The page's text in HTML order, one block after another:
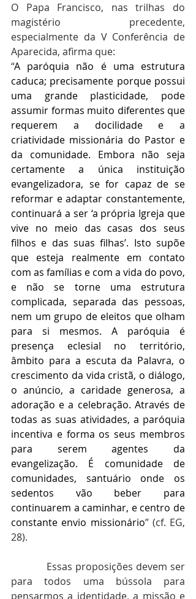
O Papa Francisco, nas trilhas do
magistério precedente,
especialmente da V Conferência de
Aparecida, afirma que:
“A paróquia não é uma estrutura
caduca; precisamente porque possui
uma grande plasticidade, pode
assumir formas muito diferentes que
requerem a docilidade e a
criatividade missionária do Pastor e
da comunidade. Embora não seja
certamente a única instituição
evangelizadora, se for capaz de se
reformar e adaptar constantemente,
continuará a ser ‘a própria Igreja que
vive no meio das casas dos seus
filhos e das suas filhas’. Isto supõe
que esteja realmente em contato
com as famílias e com a vida do povo,
e não se torne uma estrutura
complicada, separada das pessoas,
nem um grupo de eleitos que olham
para si mesmos. A paróquia é
presença eclesial no território,
âmbito para a escuta da Palavra, o
crescimento da vida cristã, o diálogo,
o anúncio, a caridade generosa, a
adoração e a celebração. Através de
todas as suas atividades, a paróquia
incentiva e forma os seus membros
para serem agentes da
evangelização. É comunidade de
comunidades, santuário onde os
sedentos vão beber para
continuarem a caminhar, e centro de
constante envio missionário” (cf. EG,
28).
Essas proposições devem ser
para todos uma bússola para
pensarmos a identidade, a missão e